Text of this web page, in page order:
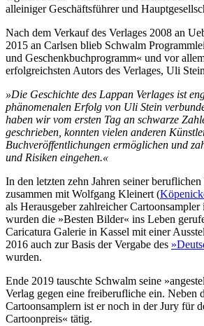
alleiniger Geschäftsführer und
Nach dem Verkauf des Verlages 2008 an
2015 an Carlsen blieb Schwalm
und Geschenkbuchprogramm« und vor
erfolgreichsten Autors des Verlages, Uli
»Die Geschichte des Lappan Verlages ist
phänomenalen Erfolg von Uli Stein
haben wir vom ersten Tag an schwarze
geschrieben, konnten vielen anderen
Buchveröffentlichungen ermöglichen und
und Risiken eingehen.«
In den letzten zehn Jahren seiner
zusammen mit Wolfgang Kleinert (
als Herausgeber zahlreicher
wurden die »Besten Bilder« ins Leben
Caricatura Galerie in Kassel mit einer
2016 auch zur Basis der Vergabe des
wurden.
Ende 2019 tauschte Schwalm seine
Verlag gegen eine freiberufliche ein. Neben
Cartoonsamplern ist er noch in der Jury für
Cartoonpreis« tätig.